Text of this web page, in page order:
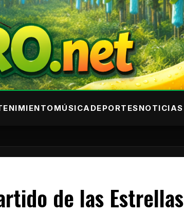
MÚSICA DEPORTESNOTICIAS
de las Estrellas